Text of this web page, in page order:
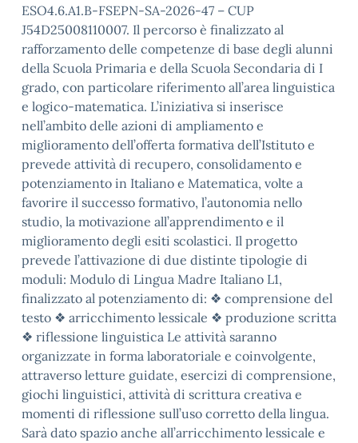
ESO4.6.A1.B-FSEPN-SA-2026-47 – CUP
J54D25008110007. Il percorso è finalizzato al
rafforzamento delle competenze di base degli alunni
della Scuola Primaria e della Scuola Secondaria di I
grado, con particolare riferimento all’area linguistica
e logico-matematica. L’iniziativa si inserisce
nell’ambito delle azioni di ampliamento e
miglioramento dell’offerta formativa dell’Istituto e
prevede attività di recupero, consolidamento e
potenziamento in Italiano e Matematica, volte a
favorire il successo formativo, l’autonomia nello
studio, la motivazione all’apprendimento e il
miglioramento degli esiti scolastici. Il progetto
prevede l’attivazione di due distinte tipologie di
moduli: Modulo di Lingua Madre Italiano L1,
finalizzato al potenziamento di: ❖ comprensione del
testo ❖ arricchimento lessicale ❖ produzione scritta
❖ riflessione linguistica Le attività saranno
organizzate in forma laboratoriale e coinvolgente,
attraverso letture guidate, esercizi di comprensione,
giochi linguistici, attività di scrittura creativa e
momenti di riflessione sull’uso corretto della lingua.
Sarà dato spazio anche all’arricchimento lessicale e